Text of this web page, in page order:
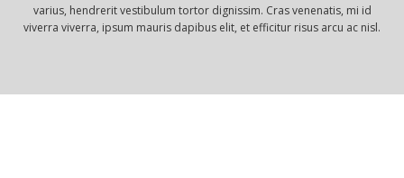
varius, hendrerit vestibulum tortor dignissim. Cras venenatis, mi id
viverra viverra, ipsum mauris dapibus elit, et efficitur risus arcu ac nisl.